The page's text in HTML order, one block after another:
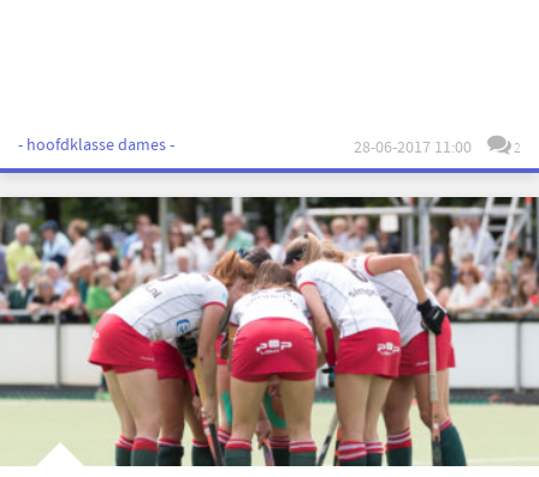
- hoofdklasse dames - 28-06-2017 11:00 2